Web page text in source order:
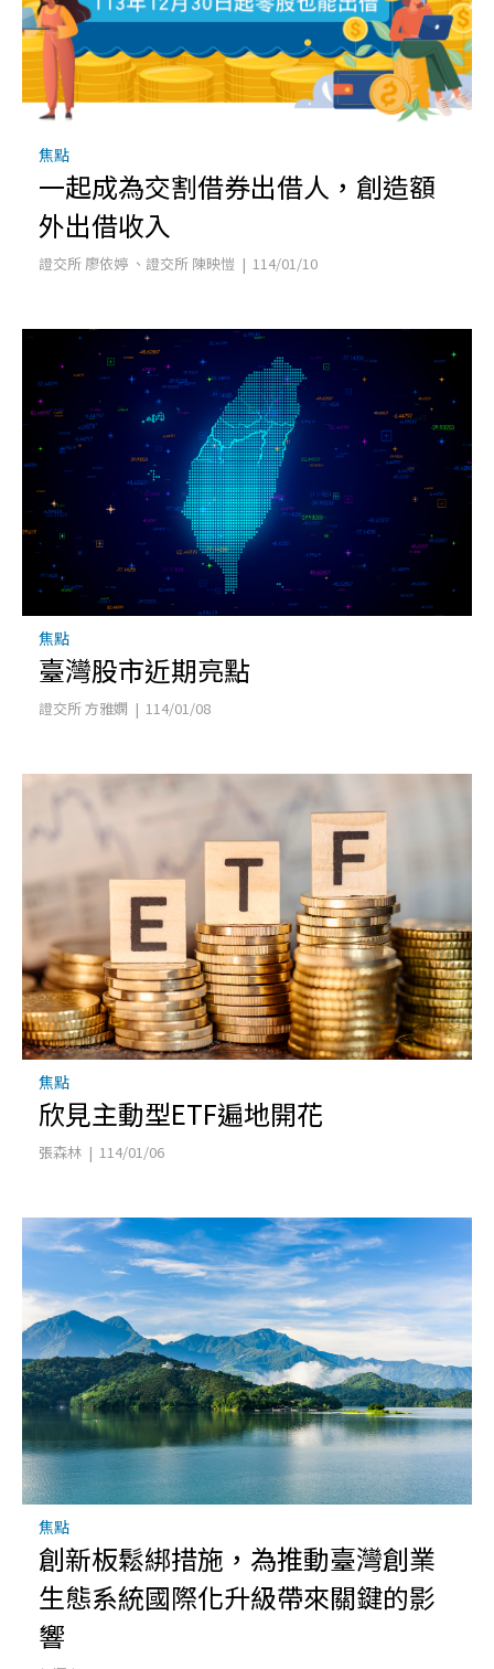
焦點
一起成為交割借券出借人，創造額
外出借收入
證交所 廖依婷 、證交所 陳映愷 | 114/01/10
焦點
臺灣股市近期亮點
證交所 方雅嫻 | 114/01/08
焦點
欣見主動型ETF遍地開花
張森林 | 114/01/06
焦點
創新板鬆綁措施，為推動臺灣創業
生態系統國際化升級帶來關鍵的影
響